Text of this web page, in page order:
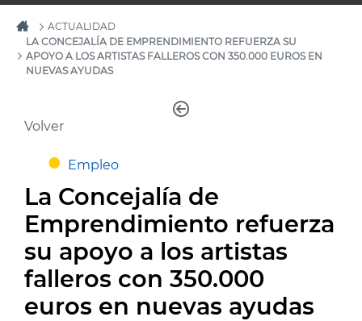
ACTUALIDAD
LA CONCEJALÍA DE EMPRENDIMIENTO REFUERZA SU
APOYO A LOS ARTISTAS FALLEROS CON 350.000 EUROS EN
NUEVAS AYUDAS
Volver
Empleo
La Concejalía de
Emprendimiento refuerza
su apoyo a los artistas
falleros con 350.000
euros en nuevas ayudas